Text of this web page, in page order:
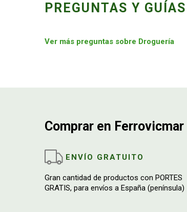
PREGUNTAS Y
Ver más preguntas sobre Droguería
Comprar en Ferrovicmar
ENVÍO GRATUITO
Gran cantidad de productos con PORTES
GRATIS, para envíos a España (península)